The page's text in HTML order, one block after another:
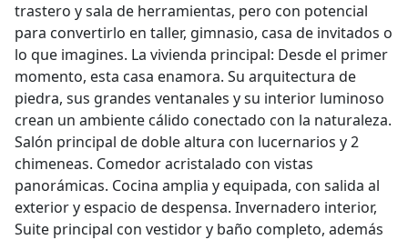
trastero y sala de herramientas, pero con potencial
para convertirlo en taller, gimnasio, casa de invitados o
lo que imagines. La vivienda principal: Desde el primer
momento, esta casa enamora. Su arquitectura de
piedra, sus grandes ventanales y su interior luminoso
crean un ambiente cálido conectado con la naturaleza.
Salón principal de doble altura con lucernarios y 2
chimeneas. Comedor acristalado con vistas
panorámicas. Cocina amplia y equipada, con salida al
exterior y espacio de despensa. Invernadero interior,
Suite principal con vestidor y baño completo, además